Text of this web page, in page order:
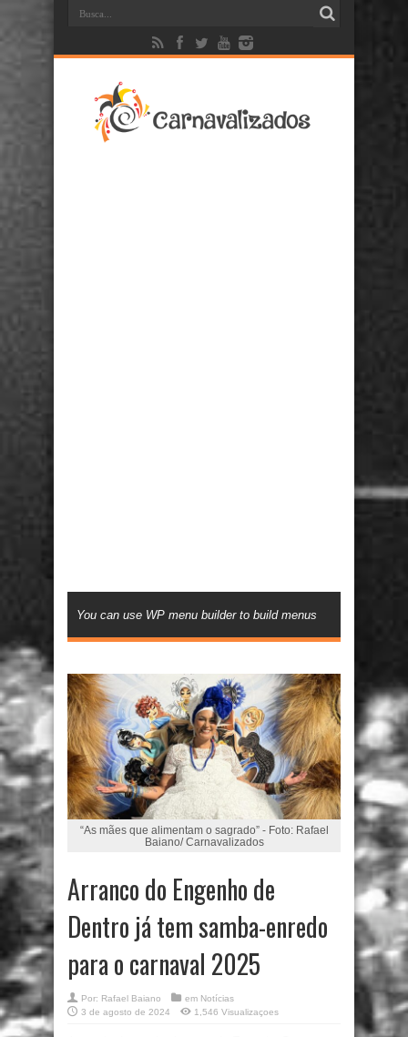
You can use WP menu builder to build menus
“As mães que alimentam o sagrado” - Foto: Rafael
Baiano/ Carnavalizados
Arranco do Engenho de
Dentro já tem samba-enredo
para o carnaval 2025
Por: Rafael Baiano em Notícias
3 de agosto de 2024
1,546 Visualizaçoes